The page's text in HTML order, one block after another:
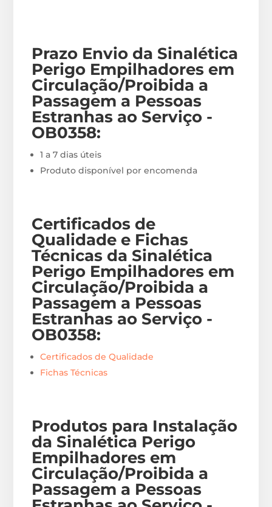
Prazo Envio da Sinalética
Perigo Empilhadores em
Circulação/Proibida a
Passagem a Pessoas
Estranhas ao Serviço -
OB0358:
1 a 7 dias úteis
Produto disponível por encomenda
Certificados de
Qualidade e Fichas
Técnicas da Sinalética
Perigo Empilhadores em
Circulação/Proibida a
Passagem a Pessoas
Estranhas ao Serviço -
OB0358:
Certificados de Qualidade
Fichas Técnicas
Produtos para Instalação
da Sinalética Perigo
Empilhadores em
Circulação/Proibida a
Passagem a Pessoas